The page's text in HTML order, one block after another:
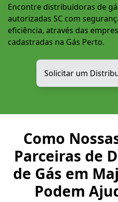
Encontre distribuidoras de
autorizadas SC com
eficiência, através das
cadastradas na Gás Perto.
Solicitar um
Como
Parceiras de
de Gás em
Podem